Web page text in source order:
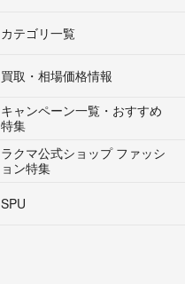
カテゴリ一覧
買取・相場価格情報
キャンペーン一覧・おすすめ
特集
ラクマ公式ショップ ファッシ
ョン特集
SPU